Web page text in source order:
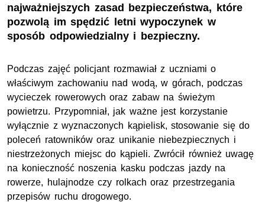
najważniejszych zasad bezpieczeństwa, które
pozwolą im spędzić letni wypoczynek w
sposób odpowiedzialny i bezpieczny.
Podczas zajęć policjant rozmawiał z uczniami o
właściwym zachowaniu nad wodą, w górach, podczas
wycieczek rowerowych oraz zabaw na świeżym
powietrzu. Przypomniał, jak ważne jest korzystanie
wyłącznie z wyznaczonych kąpielisk, stosowanie się do
poleceń ratowników oraz unikanie niebezpiecznych i
niestrzeżonych miejsc do kąpieli. Zwrócił również uwagę
na konieczność noszenia kasku podczas jazdy na
rowerze, hulajnodze czy rolkach oraz przestrzegania
przepisów ruchu drogowego.